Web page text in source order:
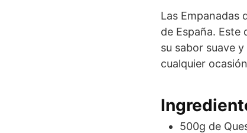
Las Empanadas
de España.
su sabor suave
cualquier
500g de